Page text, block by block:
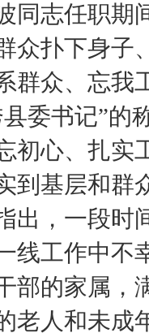
同志任职期
众扑下身子
群众、忘我
委书记”的
初心、扎实
到基层和群
出，一段时
线工作中不
部的家属，
老人和未成